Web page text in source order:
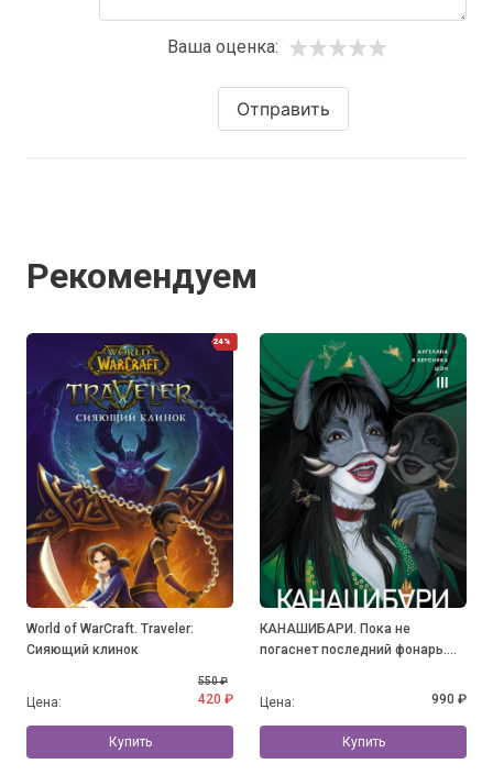
Ваша оценка:
Отправить
Рекомендуем
24%
World of WarCraft. Traveler:
Сияющий клинок
Цена:
550 ₽
420 ₽
Купить
КАНАШИБАРИ. Пока не
погаснет последний фонарь.
Цена: 990 ₽
Купить